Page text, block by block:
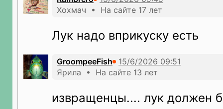
Хохмач • На сайте 17 лет
Лук надо вприкуску есть
GroompeeFish
Ярила • На сайте 13 лет
извращенцы.... лук должен